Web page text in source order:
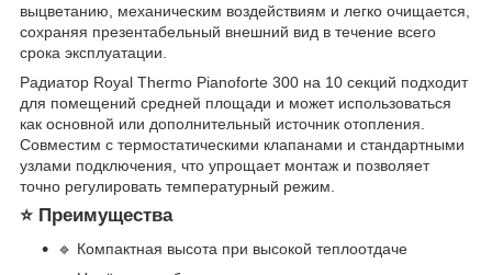
выцветанию, механическим воздействиям и легко очищается,
сохраняя презентабельный внешний вид в течение всего
срока эксплуатации.
Радиатор Royal Thermo Pianoforte 300 на 10 секций подходит
для помещений средней площади и может использоваться
как основной или дополнительный источник отопления.
Совместим с термостатическими клапанами и стандартными
узлами подключения, что упрощает монтаж и позволяет
точно регулировать температурный режим.
⭐ Преимущества
🔹 Компактная высота при высокой теплоотдаче